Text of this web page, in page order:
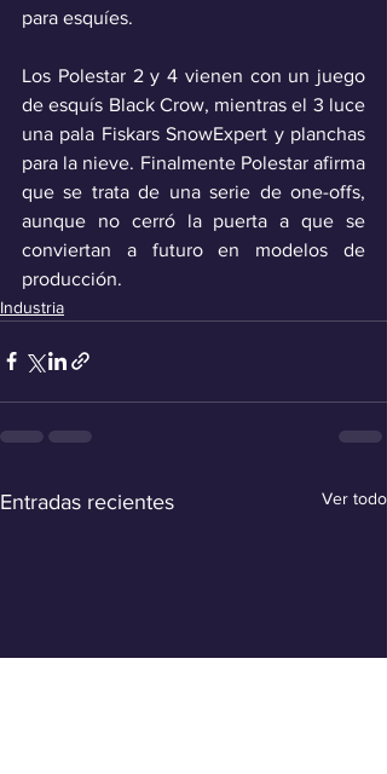
para esquíes.
Los Polestar 2 y 4 vienen con un juego
de esquís Black Crow, mientras el 3 luce
una pala Fiskars SnowExpert y planchas
para la nieve. Finalmente Polestar afirma
que se trata de una serie de one-offs,
aunque no cerró la puerta a que se
conviertan a futuro en modelos de
producción.
Industria
Entradas recientes Ver todo